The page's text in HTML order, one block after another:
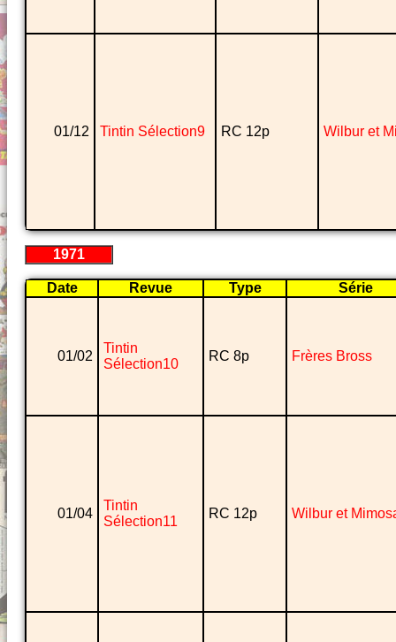
01/12 Tintin Sélection9 RC 12p Wilbur et
1971
Date Revue Type Série
01/02
Tintin
Sélection10
RC 8p Frères Bross
01/04
Tintin
Sélection11
RC 12p Wilbur et